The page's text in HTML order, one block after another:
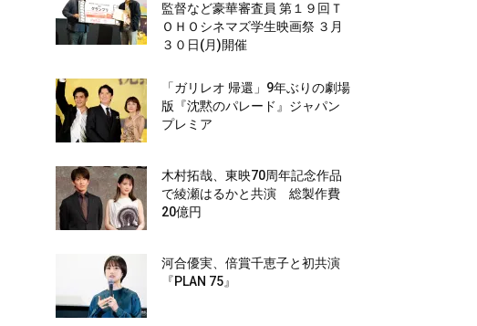
監督など豪華審査員 第１９回Ｔ
ＯＨＯシネマズ学生映画祭 ３月
３０日(月)開催
「ガリレオ 帰還」9年ぶりの劇場
版『沈黙のパレード』ジャパン
プレミア
木村拓哉、東映70周年記念作品
で綾瀬はるかと共演 総製作費
20億円
河合優実、倍賞千恵子と初共演
『PLAN 75』